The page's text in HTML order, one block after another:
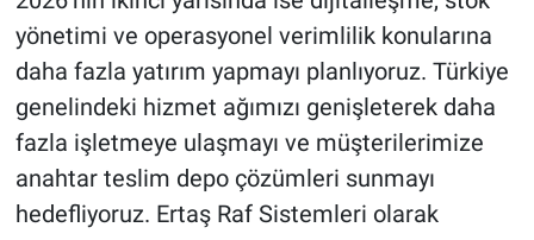
yönetimi ve operasyonel verimlilik konularına
daha fazla yatırım yapmayı planlıyoruz. Türkiye
genelindeki hizmet ağımızı genişleterek daha
fazla işletmeye ulaşmayı ve müşterilerimize
anahtar teslim depo çözümleri sunmayı
hedefliyoruz. Ertaş Raf Sistemleri olarak